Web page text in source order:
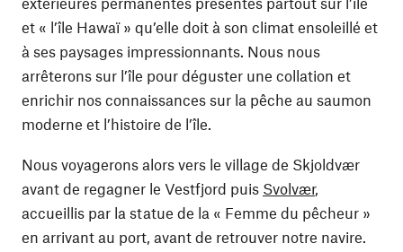
et « l’île Hawaï » qu’elle doit à son climat ensoleillé et
à ses paysages impressionnants. Nous nous
arrêterons sur l’île pour déguster une collation et
enrichir nos connaissances sur la pêche au saumon
moderne et l’histoire de l’île.
Nous voyagerons alors vers le village de Skjoldvær
avant de regagner le Vestfjord puis Svolvær,
accueillis par la statue de la « Femme du pêcheur »
en arrivant au port, avant de retrouver notre navire.